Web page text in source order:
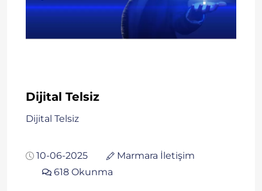
Dijital Telsiz
Dijital Telsiz
10-06-2025
Marmara İletişim
618 Okunma